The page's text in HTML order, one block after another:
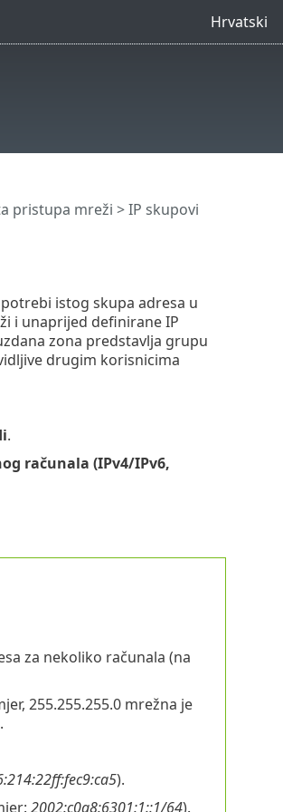
Hrvatski
pristupa mreži > IP skupovi
istog skupa adresa u
i unaprijed definirane IP
zona predstavlja grupu
drugim korisnicima
.
računala (IPv4/IPv6,
za nekoliko računala (na
255.255.255.0 mrežna je
.
).
2002:c0a8:6301:1::1/64).